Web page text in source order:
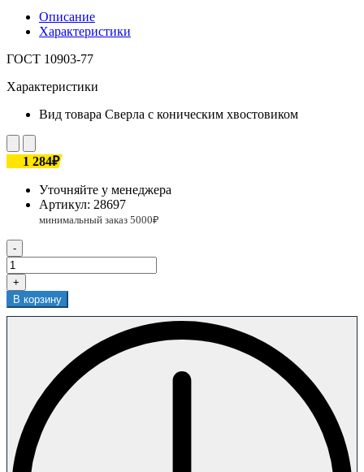
Описание
Характеристики
ГОСТ 10903-77
Характеристики
Вид товара Сверла с коническим хвостовиком
1 284₽
Уточняйте у менеджера
Артикул: 28697
-
+
В корзину